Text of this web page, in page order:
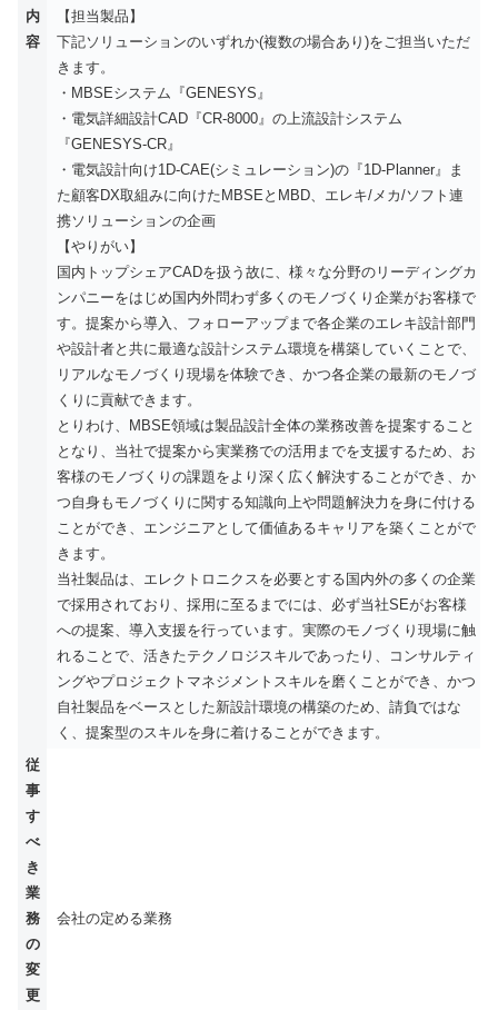
内
容
【担当製品】
下記ソリューションのいずれか(複数の場合あり)をご担当いただ
きます。
・MBSEシステム『GENESYS』
・電気詳細設計CAD『CR-8000』の上流設計システム
『GENESYS-CR』
・電気設計向け1D-CAE(シミュレーション)の『1D-Planner』ま
た顧客DX取組みに向けたMBSEとMBD、エレキ/メカ/ソフト連
携ソリューションの企画
【やりがい】
国内トップシェアCADを扱う故に、様々な分野のリーディングカ
ンパニーをはじめ国内外問わず多くのモノづくり企業がお客様で
す。提案から導入、フォローアップまで各企業のエレキ設計部門
や設計者と共に最適な設計システム環境を構築していくことで、
リアルなモノづくり現場を体験でき、かつ各企業の最新のモノづ
くりに貢献できます。
とりわけ、MBSE領域は製品設計全体の業務改善を提案すること
となり、当社で提案から実業務での活用までを支援するため、お
客様のモノづくりの課題をより深く広く解決することができ、か
つ自身もモノづくりに関する知識向上や問題解決力を身に付ける
ことができ、エンジニアとして価値あるキャリアを築くことがで
きます。
当社製品は、エレクトロニクスを必要とする国内外の多くの企業
で採用されており、採用に至るまでには、必ず当社SEがお客様
への提案、導入支援を行っています。実際のモノづくり現場に触
れることで、活きたテクノロジスキルであったり、コンサルティ
ングやプロジェクトマネジメントスキルを磨くことができ、かつ
自社製品をベースとした新設計環境の構築のため、請負ではな
く、提案型のスキルを身に着けることができます。
従
事
す
べ
き
業
務
の
変
更
会社の定める業務